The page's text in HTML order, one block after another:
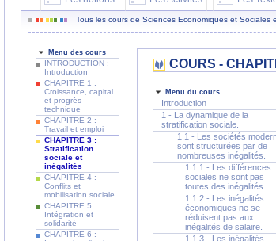
Tous les cours de Sciences Economiques et Sociales
Menu des cours
INTRODUCTION :
Introduction
CHAPITRE 1 :
Croissance, capital
et progrès
technique
CHAPITRE 2 :
Travail et emploi
CHAPITRE 3 :
Stratification
sociale et
inégalités
CHAPITRE 4 :
Conflits et
mobilisation sociale
CHAPITRE 5 :
Intégration et
solidarité
CHAPITRE 6 :
COURS -
Menu du cours
Introduction
1 - La dynamique de la
stratification sociale.
1.1 - Les sociétés
sont structurées par de
nombreuses inégalités.
1.1.1 - Les différences
sociales ne sont pas
toutes des inégalités.
1.1.2 - Les inégalités
économiques ne se
réduisent pas aux
inégalités de salaire.
1.1.3 - Les inégalités